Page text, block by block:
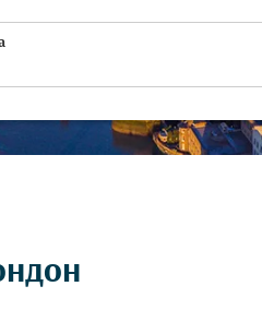
date-aria-label